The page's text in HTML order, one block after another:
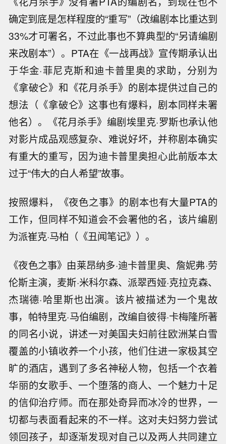
确定到底是怎样程度的“重写”（改编剧本比重达到
33%才可署名，不过此事也不算典型的“另请编剧
来改剧本”）。PTA在《一战再战》宣传期承认出
于华金·菲尼克斯和迪卡普里奥的求助，分别为
《拿破仑》和《花月杀手》的剧本提供过自己的
想法（《拿破仑》这事也有爆料，剧本同样未署
他名）。《花月杀手》编剧埃里克·罗斯也承认他
对影片成品观感复杂、难说好坏，并称剧本确实
有重大的重写，因为迪卡普里奥担心此前版本太
过于“伟大的白人希望”故事。
按照爆料，《夜色之事》的剧本也有大量PTA的
工作，但同样不知道会不会署他的名，该片编剧
为派崔克·马柏（《丑闻笔记》）。
《夜色之事》由莱昂纳多·迪卡普里奥、詹妮弗·劳
伦斯主演，麦斯·米科尔森、派翠西娅·克拉克森、
杰瑞德·哈里斯也出演。该片被描述为一个鬼故
事，帕特里克·马伯编剧，改编自彼得·卡梅隆所著
的同名小说，讲述一对美国夫妇前往欧洲某白雪
覆盖的小镇收养一个小孩，他们住进一家极其空
旷的酒店，遇到了多名神秘人物，包括一个衣着
华丽的女歌手、一个堕落的商人、一个魅力十足
的信仰治疗师。而在那处奇异而冰冷的世界，一
切都与表面看起来的不一样。这对夫妇努力尝试
领回孩子，却逐渐发现对自己以及两人共同建立